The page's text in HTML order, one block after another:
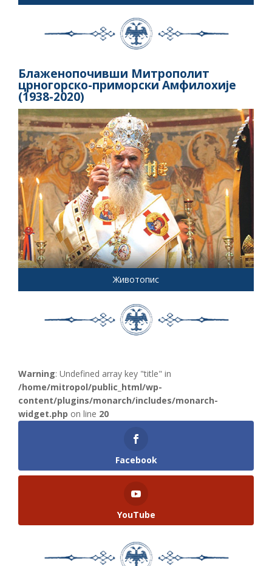
Блаженопочивши Митрополит
црногорско-приморски Амфилохије
(1938-2020)
Животопис
Warning: Undefined array key "title" in
/home/mitropol/public_html/wp-
content/plugins/monarch/includes/monarch-
widget.php on line 20
Facebook
YouTube